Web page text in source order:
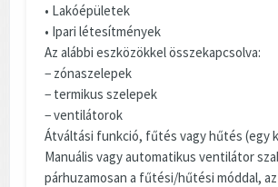
• Lakóépületek
• Ipari létesítmények
Az alábbi eszközökkel összekapcsolva:
− zónaszelepek
− termikus szelepek
− ventilátorok
Átváltási funkció, fűtés vagy hűtés (egy
Manuális vagy automatikus ventilátor
párhuzamosan a fűtési/hűtési móddal,